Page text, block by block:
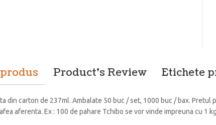
Product's Review Etichete
din carton de 237ml. Ambalate 50 buc / set, 1000 buc / bax.
aferenta. Ex : 100 de pahare Tchibo se vor vinde impreuna cu 1